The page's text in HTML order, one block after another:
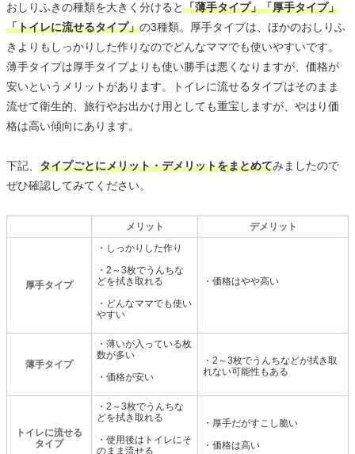
おしりふきの種類を大きく分けると「薄手タイプ」「厚手タイプ」
「トイレに流せるタイプ」の3種類。厚手タイプは、ほかのおしりふ
きよりもしっかりした作りなのでどんなママでも使いやすいです。
薄手タイプは厚手タイプよりも使い勝手は悪くなりますが、価格が
安いというメリットがあります。トイレに流せるタイプはそのまま
流せて衛生的、旅行やお出かけ用としても重宝しますが、やはり価
格は高い傾向にあります。
下記、 タイプごとにメリット・デメリットをまとめてみましたので
ぜひ確認してみてください。
メリット デメリット
厚手タイプ
・しっかりした作り
・2～3枚でうんちな
どを拭き取れる
・どんなママでも使い
やすい
・価格はやや高い
薄手タイプ
・薄いが入っている枚
数が多い
・価格が安い
・2～3枚でうんちなどが拭き取
れない可能性もある
トイレに流せる
タイプ
・2～3枚でうんちな
どを拭き取れる
・使用後はトイレにそ
のまま流せる
・厚手だがすこし脆い
・価格は高い